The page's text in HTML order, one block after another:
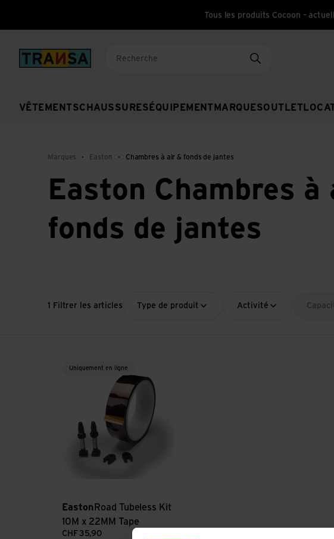
Tous les produits Cocoon –
Back to home
VÊTEMENTSCHAUSSURES ÉQUIPEMENT MARQUESOUTLET
Marques Easton Chambres à air & fonds de jantes
Easton Chambres à
fonds de jantes
1 Filtrer les articles Type de produit Activité
Uniquement en ligne
Easton Road Tubeless Kit
10M x 22MM Tape
CHF 35,90